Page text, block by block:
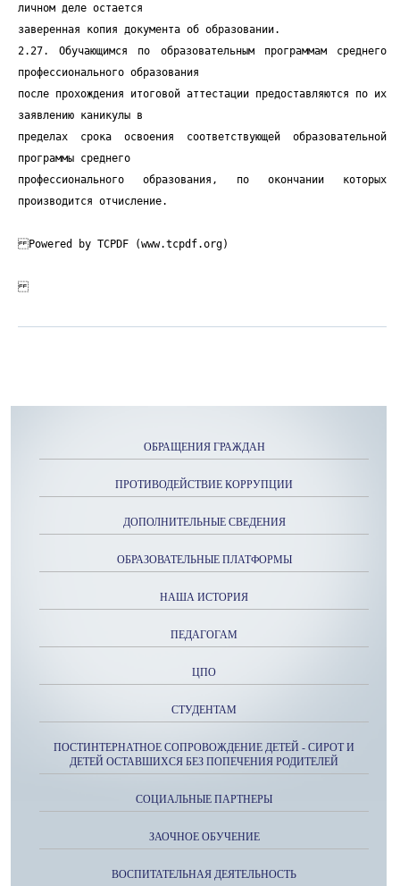
ОБРАЩЕНИЯ ГРАЖДАН
ПРОТИВОДЕЙСТВИЕ КОРРУПЦИИ
ДОПОЛНИТЕЛЬНЫЕ СВЕДЕНИЯ
ОБРАЗОВАТЕЛЬНЫЕ ПЛАТФОРМЫ
НАША ИСТОРИЯ
ПЕДАГОГАМ
ЦПО
СТУДЕНТАМ
ПОСТИНТЕРНАТНОЕ СОПРОВОЖДЕНИЕ ДЕТЕЙ - СИРОТ И
ДЕТЕЙ ОСТАВШИХСЯ БЕЗ ПОПЕЧЕНИЯ РОДИТЕЛЕЙ
СОЦИАЛЬНЫЕ ПАРТНЕРЫ
ЗАОЧНОЕ ОБУЧЕНИЕ
ВОСПИТАТЕЛЬНАЯ ДЕЯТЕЛЬНОСТЬ